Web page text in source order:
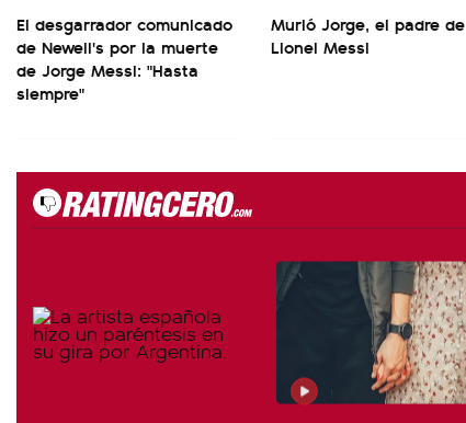
El desgarrador comunicado
de Newell's por la muerte
de Jorge Messi: "Hasta
siempre"
Murió Jorge, el padre de
Lionel Messi